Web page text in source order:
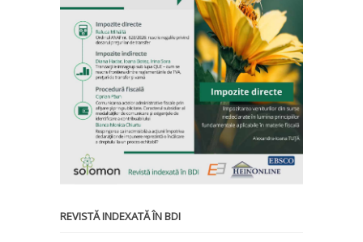
REVISTĂ INDEXATĂ ÎN BDI